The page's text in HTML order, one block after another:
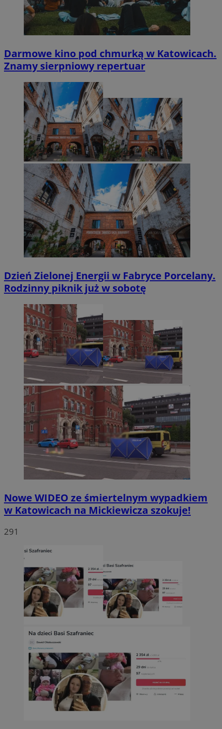
Darmowe kino pod chmurką w Katowicach.
Znamy sierpniowy repertuar
Dzień Zielonej Energii w Fabryce Porcelany.
Rodzinny piknik już w sobotę
Nowe WIDEO ze śmiertelnym wypadkiem
w Katowicach na Mickiewicza szokuje!
291